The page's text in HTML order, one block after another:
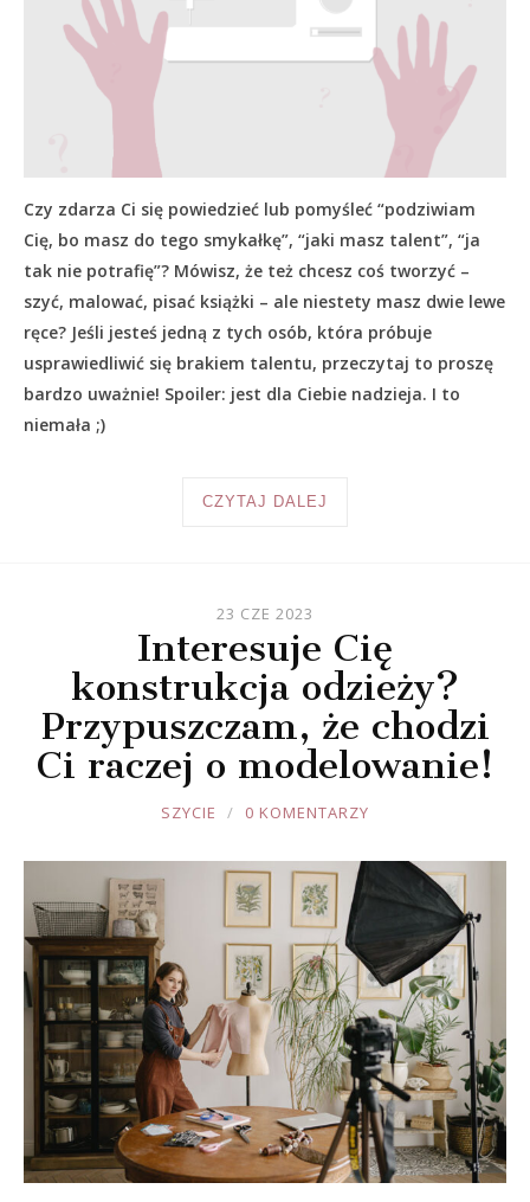
Czy zdarza Ci się powiedzieć lub pomyśleć “podziwiam
Cię, bo masz do tego smykałkę”, “jaki masz talent”, “ja
tak nie potrafię”? Mówisz, że też chcesz coś tworzyć –
szyć, malować, pisać książki – ale niestety masz dwie lewe
ręce? Jeśli jesteś jedną z tych osób, która próbuje
usprawiedliwić się brakiem talentu, przeczytaj to proszę
bardzo uważnie! Spoiler: jest dla Ciebie nadzieja. I to
niemała ;)
CZYTAJ DALEJ
23 CZE 2023
Interesuje Cię
konstrukcja odzieży?
Przypuszczam, że chodzi
Ci raczej o modelowanie!
JOULE
SZYCIE 0 KOMENTARZY